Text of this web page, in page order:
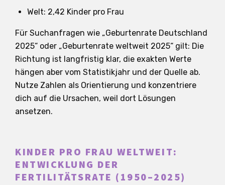
Welt: 2,42 Kinder pro Frau
Für Suchanfragen wie „Geburtenrate Deutschland
2025“ oder „Geburtenrate weltweit 2025“ gilt: Die
Richtung ist langfristig klar, die exakten Werte
hängen aber vom Statistikjahr und der Quelle ab.
Nutze Zahlen als Orientierung und konzentriere
dich auf die Ursachen, weil dort Lösungen
ansetzen.
KINDER PRO FRAU WELTWEIT:
ENTWICKLUNG DER
FERTILITÄTSRATE (1950–2025)